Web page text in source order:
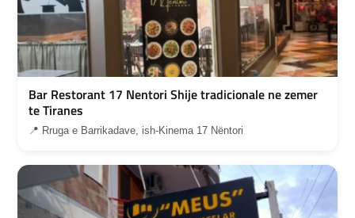
Bar Restorant 17 Nentori Shije tradicionale ne zemer
te Tiranes
📍 Rruga e Barrikadave, ish-Kinema 17 Nëntori